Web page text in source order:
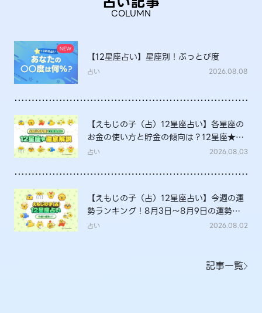
COLUMN
【12星座占い】星座別！ぶっとび度
占い 2026.08.08
【えもじの子（占）12星座占い】各星座の
お金の使い方と貯金の傾向は？12星座★徹
底解説
占い 2026.08.03
【えもじの子（占）12星座占い】今週の運
勢ランキング！8月3日～8月9日の運勢
は？
占い 2026.08.02
記事一覧